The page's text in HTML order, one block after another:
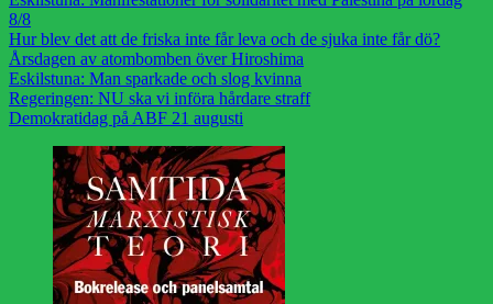
8/8
Hur blev det att de friska inte får leva och de sjuka inte får dö?
Årsdagen av atombomben över Hiroshima
Eskilstuna: Man sparkade och slog kvinna
Regeringen: NU ska vi införa hårdare straff
Demokratidag på ABF 21 augusti